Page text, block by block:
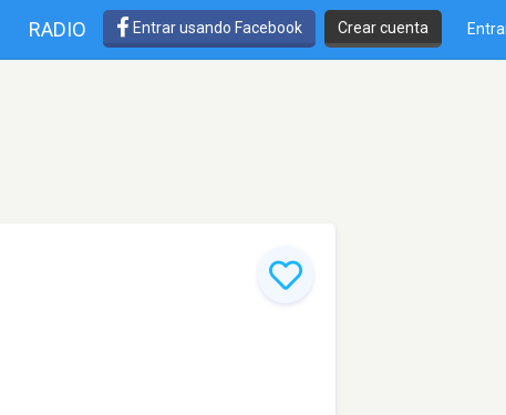
RADIO Entrar usando Facebook Crear cuenta